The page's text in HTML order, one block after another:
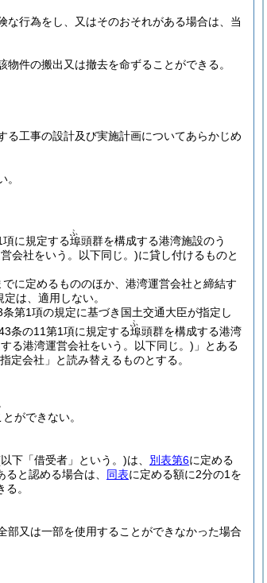
行為をし、又はそのおそれがある場合は、当
件の搬出又は撤去を命ずることができる。
工事の設計及び実施計画についてあらかじめ
に規定する埠
ふ
頭群を構成する港湾施設のう
会社をいう。以下同じ。)に貸し付けるものと
でに定めるもののほか、港湾運営会社と締結す
定は、適用しない。
条第1項の規定に基づき国土交通大臣が指定し
条の11第1項に規定する埠
ふ
頭群を構成する港湾
る港湾運営会社をいう。以下同じ。) 」とある
定会社」と読み替えるものとする。
ができない。
下「借受者」という。)は、 別表第6に定める
と認める場合は、 同表に定める額に2分の1を
。
部又は一部を使用することができなかった場合